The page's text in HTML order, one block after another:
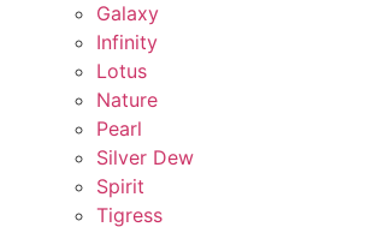
Galaxy
Infinity
Lotus
Nature
Pearl
Silver Dew
Spirit
Tigress